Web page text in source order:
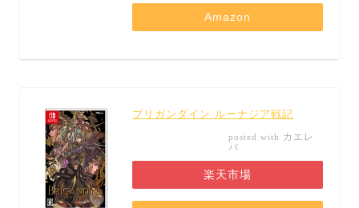
Amazon
ブリガンダイン ルーナジア戦記
posted with カエレ
バ
楽天市場